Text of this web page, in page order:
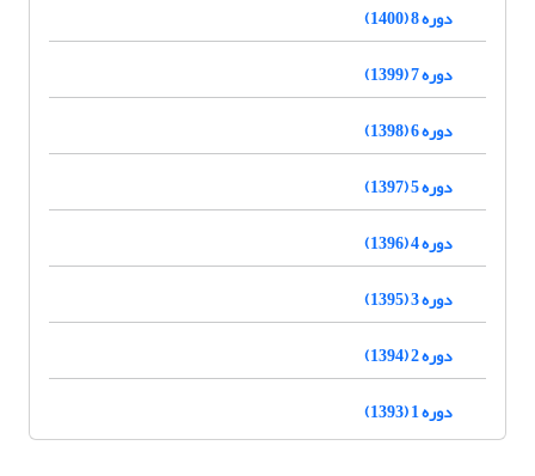
دوره 8 (1400)
دوره 7 (1399)
دوره 6 (1398)
دوره 5 (1397)
دوره 4 (1396)
دوره 3 (1395)
دوره 2 (1394)
دوره 1 (1393)